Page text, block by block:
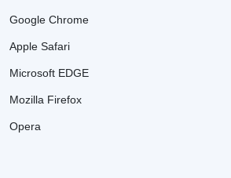
Google Chrome
Apple Safari
Microsoft EDGE
Mozilla Firefox
Opera